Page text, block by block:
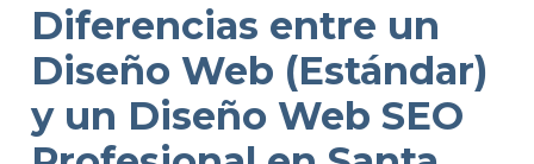
Diferencias entre un
Diseño Web (Estándar)
y un Diseño Web SEO